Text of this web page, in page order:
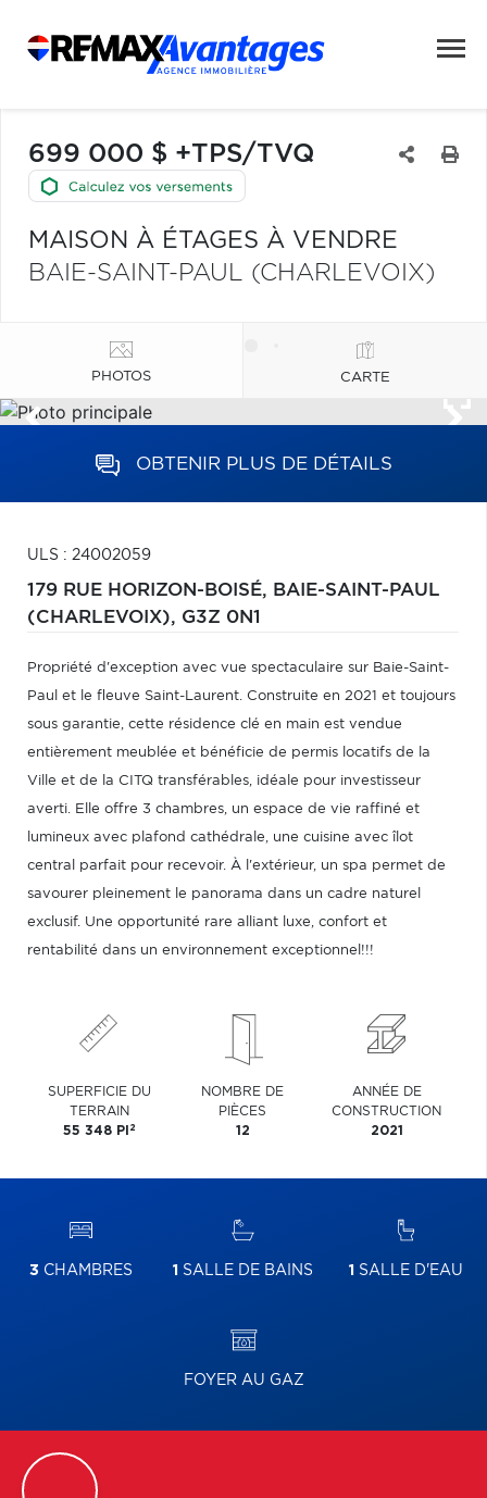
699 000 $ +TPS/TVQ
MAISON À ÉTAGES À VENDRE
BAIE-SAINT-PAUL (CHARLEVOIX)
PHOTOS CARTE
OBTENIR PLUS DE DÉTAILS
ULS : 24002059
179 RUE HORIZON-BOISÉ, BAIE-SAINT-PAUL
(CHARLEVOIX), G3Z 0N1
Propriété d'exception avec vue spectaculaire sur Baie-Saint-
Paul et le fleuve Saint-Laurent. Construite en 2021 et toujours
sous garantie, cette résidence clé en main est vendue
entièrement meublée et bénéficie de permis locatifs de la
Ville et de la CITQ transférables, idéale pour investisseur
averti. Elle offre 3 chambres, un espace de vie raffiné et
lumineux avec plafond cathédrale, une cuisine avec îlot
central parfait pour recevoir. À l'extérieur, un spa permet de
savourer pleinement le panorama dans un cadre naturel
exclusif. Une opportunité rare alliant luxe, confort et
rentabilité dans un environnement exceptionnel!!!
SUPERFICIE DU
TERRAIN
55 348 PI 2
NOMBRE DE
PIÈCES
12
ANNÉE DE
CONSTRUCTION
2021
3 CHAMBRES 1 SALLE DE BAINS 1 SALLE D'EAU
FOYER AU GAZ